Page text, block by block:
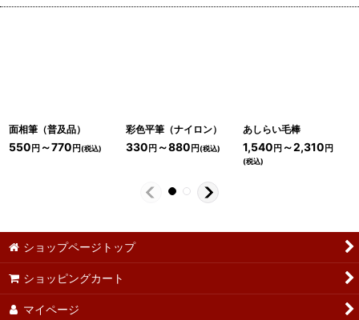
面相筆（普及品）
550 円 ～770 円(税込)
彩色平筆（ナイロン）
330 円 ～880 円(税込)
あしらい毛棒
1,540 円 ～2,310 円
(税込)
ショップページトップ
ショッピングカート
マイページ